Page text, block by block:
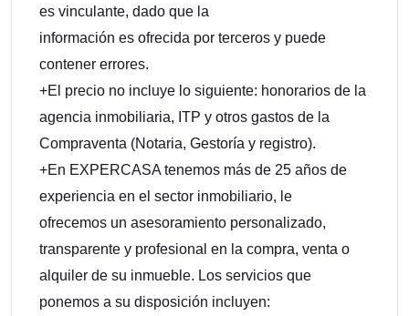
es vinculante, dado que la
información es ofrecida por terceros y puede
contener errores.
+El precio no incluye lo siguiente: honorarios de la
agencia inmobiliaria, ITP y otros gastos de la
Compraventa (Notaria, Gestoría y registro).
+En EXPERCASA tenemos más de 25 años de
experiencia en el sector inmobiliario, le
ofrecemos un asesoramiento personalizado,
transparente y profesional en la compra, venta o
alquiler de su inmueble. Los servicios que
ponemos a su disposición incluyen: